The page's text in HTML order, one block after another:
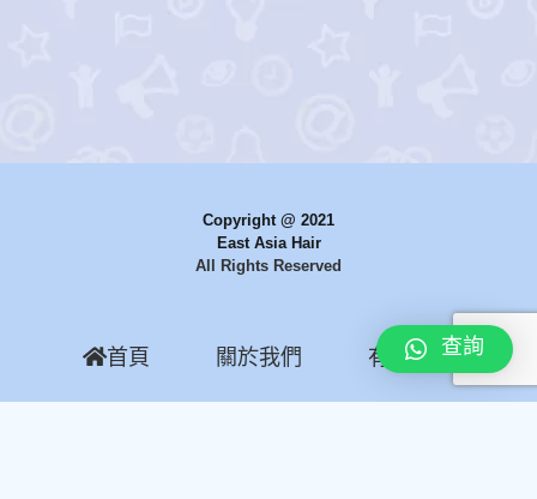
Copyright @ 2021
East Asia Hair
All Rights Reserved
首頁 關於我們 有關織髮查詢